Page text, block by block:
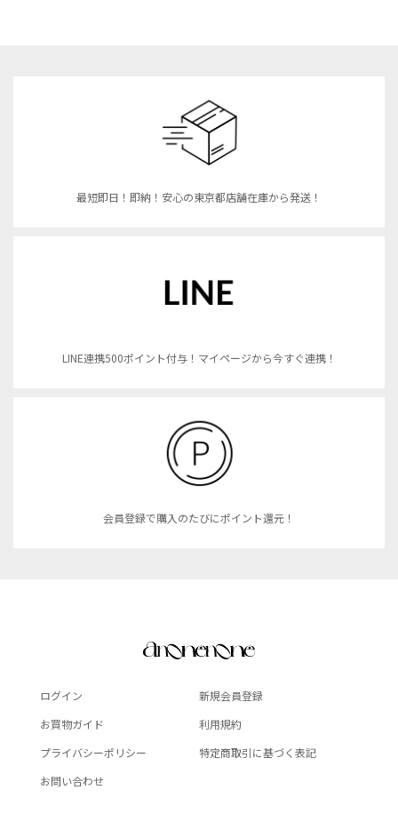
最短即日！即納！安心の東京都店舗在庫から発送！
LINE連携500ポイント付与！マイページから今すぐ連携！
会員登録で購入のたびにポイント還元！
ログイン
新規会員登録
お買物ガイド
利用規約
プライバシーポリシー
特定商取引に基づく表記
お問い合わせ